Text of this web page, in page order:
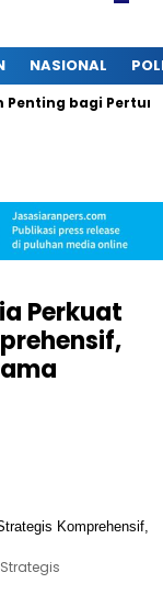
NASIONAL
bagi
Perkuat